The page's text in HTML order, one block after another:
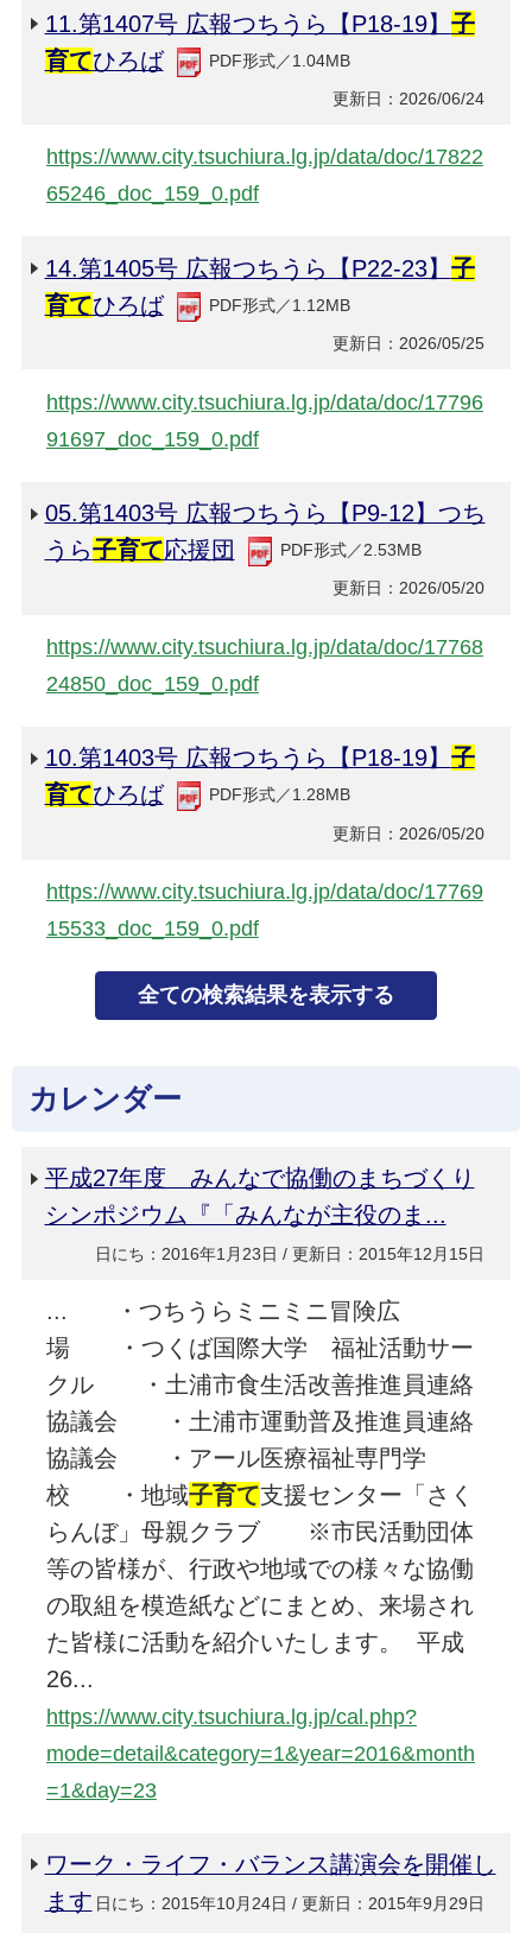
11.第1407号 広報つちうら【P18-19】 子
育てひろば PDF形式／1.04MB
更新日：2026/06/24
https://www.city.tsuchiura.lg.jp/data/doc/17822
65246_doc_159_0.pdf
14.第1405号 広報つちうら【P22-23】 子
育てひろば PDF形式／1.12MB
更新日：2026/05/25
https://www.city.tsuchiura.lg.jp/data/doc/17796
91697_doc_159_0.pdf
05.第1403号 広報つちうら【P9-12】つち
うら子育て応援団 PDF形式／2.53MB
更新日：2026/05/20
https://www.city.tsuchiura.lg.jp/data/doc/17768
24850_doc_159_0.pdf
10.第1403号 広報つちうら【P18-19】 子
育てひろば PDF形式／1.28MB
更新日：2026/05/20
https://www.city.tsuchiura.lg.jp/data/doc/17769
15533_doc_159_0.pdf
カレンダー
平成27年度 みんなで協働のまちづくり
シンポジウム『「みんなが主役のま...
日にち：2016年1月23日 / 更新日：2015年12月15日
... ・つちうらミニミニ冒険広
場 ・つくば国際大学 福祉活動サー
クル ・土浦市食生活改善推進員連絡
協議会 ・土浦市運動普及推進員連絡
協議会 ・アール医療福祉専門学
校 ・地域子育て支援センター「さく
らんぼ」母親クラブ ※市民活動団体
等の皆様が、行政や地域での様々な協働
の取組を模造紙などにまとめ、来場され
た皆様に活動を紹介いたします。 平成
26...
https://www.city.tsuchiura.lg.jp/cal.php?
mode=detail&category=1&year=2016&month
=1&day=23
ワーク・ライフ・バランス講演会を開催し
ます 日にち：2015年10月24日 / 更新日：2015年9月29日